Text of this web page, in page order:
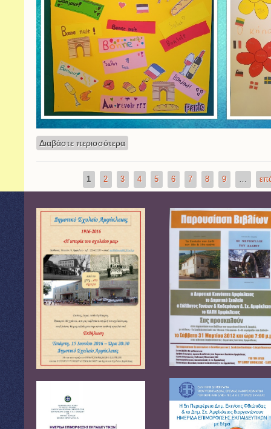
Διαβάστε περισσότερα
1 2 3 4 5 6 7 8 9 …